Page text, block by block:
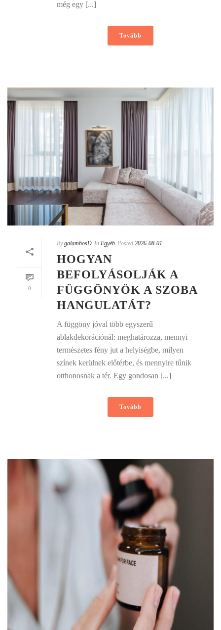
még egy [...]
Tovább
0
By galambosD In Egyéb Posted 2026-08-01
HOGYAN
BEFOLYÁSOLJÁK A
FÜGGÖNYÖK A SZOBA
HANGULATÁT?
A függöny jóval több egyszerű
ablakdekorációnál: meghatározza, mennyi
természetes fény jut a helyiségbe, milyen
színek kerülnek előtérbe, és mennyire tűnik
otthonosnak a tér. Egy gondosan [...]
Tovább